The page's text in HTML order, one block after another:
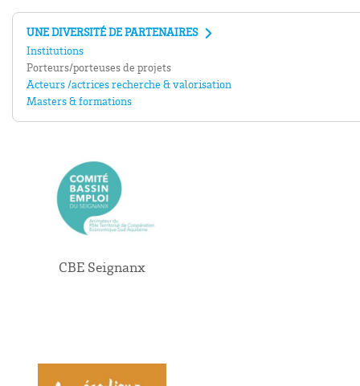
UNE DIVERSITÉ DE PARTENAIRES
Institutions
Porteurs/porteuses de projets
Acteurs /actrices recherche & valorisation
Masters & formations
CBE Seignanx